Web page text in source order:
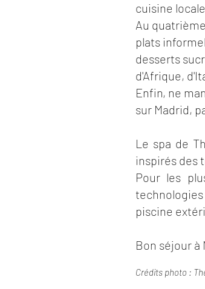
cuisine
Au
plats
desserts
d'Afrique,
Enfin, ne
sur Madrid,
Le spa de
inspirés des
Pour les
piscine
Bon séjour à
Crédits photo :